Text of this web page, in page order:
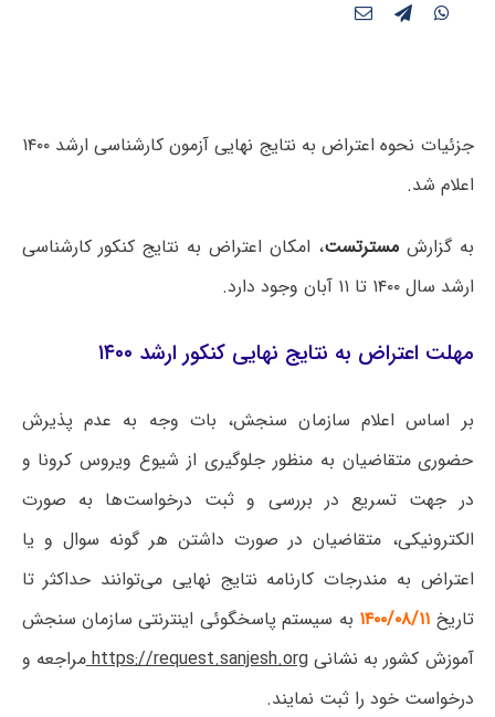
جزئیات نحوه اعتراض به نتایج نهایی آزمون کارشناسی ارشد ۱۴۰۰
اعلام شد.
به گزارشمسترتست، امکان اعتراض به نتایج کنکور کارشناسی
ارشد سال ۱۴۰۰ تا ۱۱ آبان وجود دارد.
مهلت اعتراض به نتایج نهایی کنکور ارشد ۱۴۰۰
بر اساس اعلام سازمان سنجش، بات وجه به عدم پذیرش
حضوری متقاضیان به منظور جلوگیری از شیوع ویروس کرونا و
در جهت تسریع در بررسی و ثبت درخواست‌ها به صورت
الکترونیکی، متقاضیان در صورت داشتن هر گونه سوال و یا
اعتراض به مندرجات کارنامه نتایج نهایی می‌توانند حداکثر تا
تاریخ ۱۴۰۰/۰۸/۱۱ به سیستم پاسخگوئی اینترنتی سازمان سنجش
آموزش کشور به نشانیhttps://request.sanjesh.org مراجعه و
درخواست خود را ثبت نمایند.